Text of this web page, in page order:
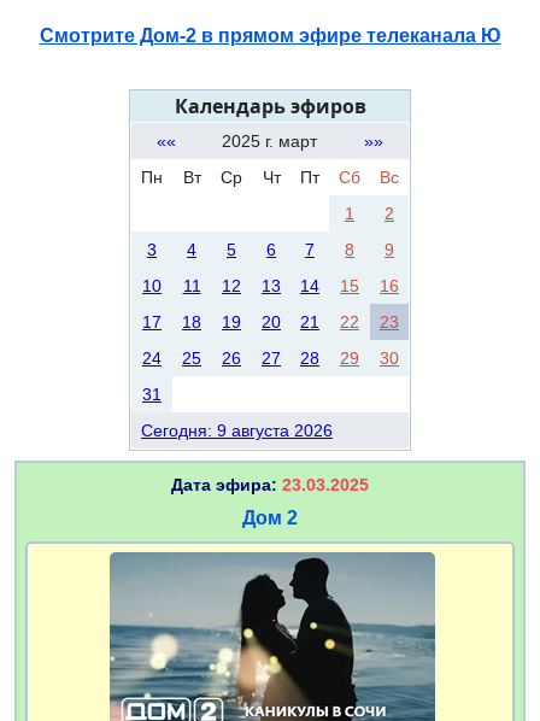
Смотрите Дом-2 в прямом эфире телеканала Ю
Календарь эфиров
«« 2025 г. март
»»
Пн
Вт Ср Чт Пт Сб
Вс
1
2
3
4 5 6 7 8
9
10
11 12 13 14 15
16
17
18 19 20 21 22
23
24
25 26 27 28 29
30
31
Сегодня: 9 августа 2026
Дата эфира: 23.03.2025
Дом 2